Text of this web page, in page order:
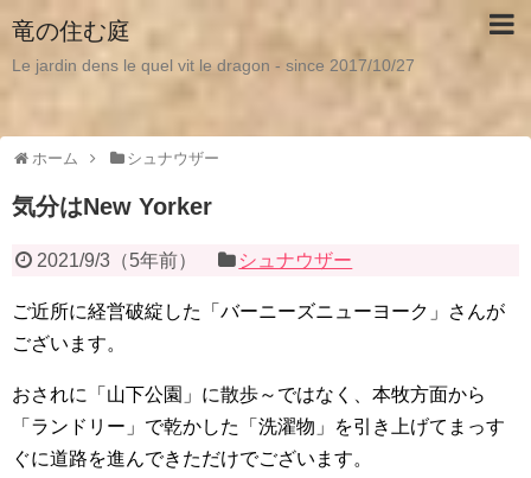
竜の住む庭
Le jardin dens le quel vit le dragon - since 2017/10/27
ホーム シュナウザー
気分はNew Yorker
2021/9/3（5年前） シュナウザー
ご近所に経営破綻した「バーニーズニューヨーク」さんが
ございます。
おされに「山下公園」に散歩～ではなく、本牧方面から
「ランドリー」で乾かした「洗濯物」を引き上げてまっす
ぐに道路を進んできただけでございます。